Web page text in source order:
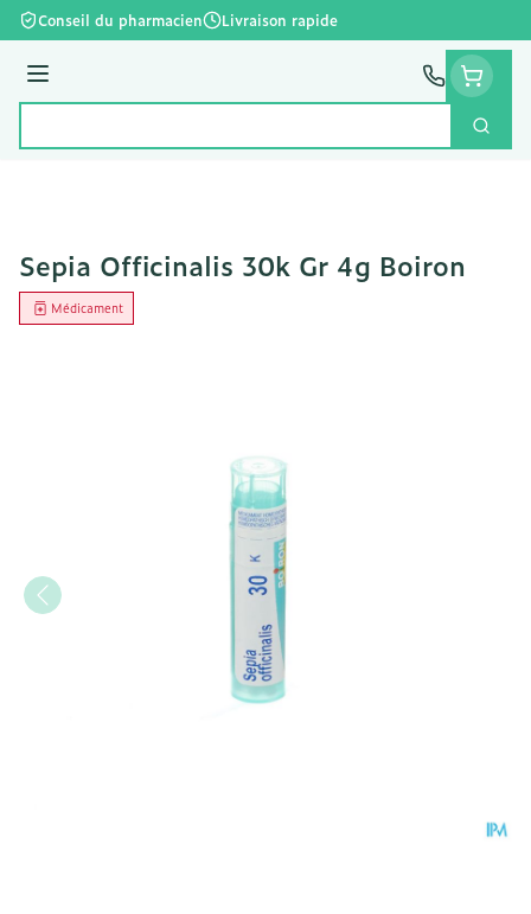
Aller au contenu
Conseil du pharmacien Livraison rapide
Menu
Sepia Officinalis 30k Gr 4g Boiron
Médicament